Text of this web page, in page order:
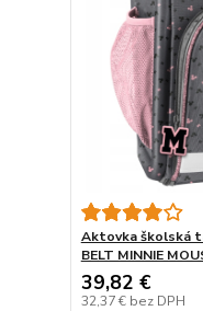
Aktovka školská
BELT MINNIE
39,82 €
32,37 € bez DPH